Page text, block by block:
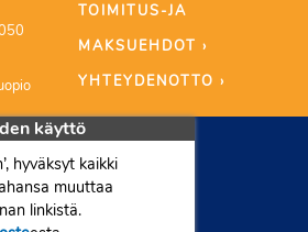
TOIMITUS-JA
MAKSUEHDOT ›
YHTEYDENOTTO ›
käyttö
hyväksyt kaikki
muuttaa
linkistä.